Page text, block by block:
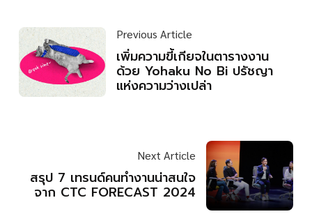
Previous Article
เพิ่มความขี้เกียจในตารางงาน
ด้วย Yohaku No Bi ปรัชญา
แห่งความว่างเปล่า
Next Article
สรุป 7 เทรนด์คนทำงานน่าสนใจ
จาก CTC FORECAST 2024